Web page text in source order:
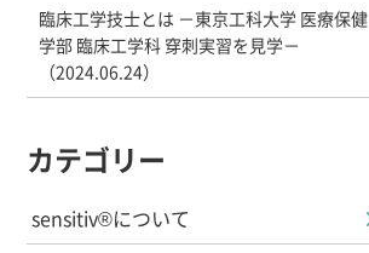
臨床工学技士とは －東京工科大学 医療保健
学部 臨床工学科 穿刺実習を見学－
（2024.06.24）
カテゴリー
sensitiv®について